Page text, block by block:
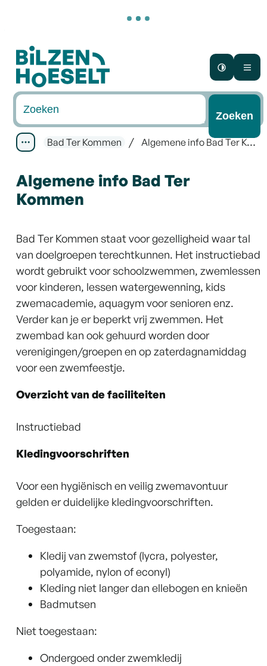
Bilzen-Hoeselt
Waarmee kunnen we jou helpen?
Zoeken
Hoog
Toon alle broodkruimel items
Bad Ter Kommen Algemene info Bad Ter Kommen
Algemene info Bad Ter
Kommen
Bad Ter Kommen staat voor gezelligheid waar tal
van doelgroepen terechtkunnen. Het instructiebad
wordt gebruikt voor schoolzwemmen, zwemlessen
voor kinderen, lessen watergewenning, kids
zwemacademie, aquagym voor senioren enz.
Verder kan je er beperkt vrij zwemmen. Het
zwembad kan ook gehuurd worden door
verenigingen/groepen en op zaterdagnamiddag
voor een zwemfeestje.
Overzicht van de faciliteiten
Instructiebad
Kledingvoorschriften
Voor een hygiënisch en veilig zwemavontuur
gelden er duidelijke kledingvoorschriften.
Toegestaan:
Kledij van zwemstof (lycra, polyester,
polyamide, nylon of econyl)
Kleding niet langer dan ellebogen en knieën
Badmutsen
Niet toegestaan:
Ondergoed onder zwemkledij